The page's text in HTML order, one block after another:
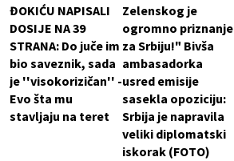
ĐOKIĆU NAPISALI
DOSIJE NA 39
STRANA: Do juče im
bio saveznik, sada
je ''visokorizičan'' -
Evo šta mu
stavljaju na teret
Zelenskog je
ogromno priznanje
za Srbiju!" Bivša
ambasadorka
usred emisije
sasekla opoziciju:
Srbija je napravila
veliki diplomatski
iskorak (FOTO)